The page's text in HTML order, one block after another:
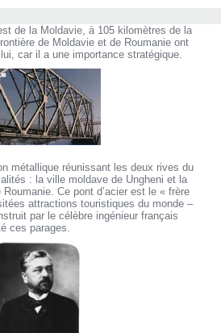
de la Moldavie, à 105 kilomètres de la
de Moldavie et de Roumanie ont
car il a une importance stratégique.
métallique réunissant les deux rives du
: la ville moldave de Ungheni et la
Ce pont d’acier est le « frère
attractions touristiques du monde –
par le célèbre ingénieur français
ces parages.